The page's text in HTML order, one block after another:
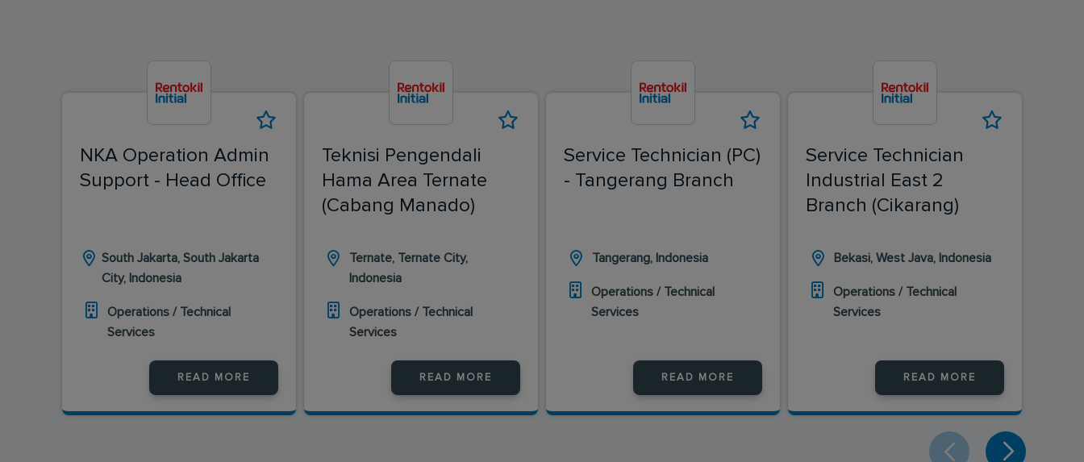
NKA Operation Admin
Support - Head Office
South Jakarta, South Jakarta
City, Indonesia
Operations / Technical
Services
READ MORE
Teknisi Pengendali
Hama Area Ternate
(Cabang Manado)
Ternate, Ternate City,
Indonesia
Operations / Technical
Services
READ MORE
Service Technician (PC)
- Tangerang Branch
Tangerang, Indonesia
Operations / Technical
Services
READ MORE
Service Technician
Industrial East 2
Branch (Cikarang)
Bekasi, West Java, Indonesia
Operations / Technical
Services
READ MORE